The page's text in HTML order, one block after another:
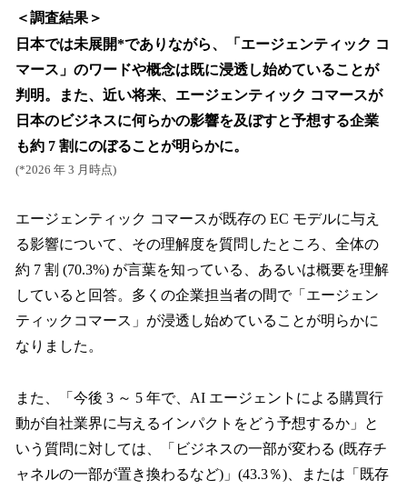
＜調査結果＞
日本では未展開*でありながら、「エージェンティック コ
マース」のワードや概念は既に浸透し始めていることが
判明。また、近い将来、エージェンティック コマースが
日本のビジネスに何らかの影響を及ぼすと予想する企業
も約 7 割にのぼることが明らかに。
(*2026 年 3 月時点)
エージェンティック コマースが既存の EC モデルに与え
る影響について、その理解度を質問したところ、全体の
約 7 割 (70.3%) が言葉を知っている、あるいは概要を理解
していると回答。多くの企業担当者の間で「エージェン
ティックコマース」が浸透し始めていることが明らかに
なりました。
また、「今後 3 ～ 5 年で、AI エージェントによる購買行
動が自社業界に与えるインパクトをどう予想するか」と
いう質問に対しては、「ビジネスの一部が変わる (既存チ
ャネルの一部が置き換わるなど)」(43.3％)、または「既存